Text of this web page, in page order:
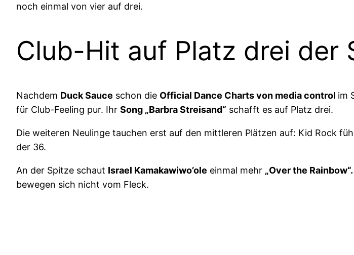
noch einmal von vier auf drei.
Club-Hit auf Platz drei der
Nachdem Duck Sauce schon die Official Dance Charts von media control im
für Club-Feeling pur. Ihr Song „Barbra Streisand“ schafft es auf Platz drei.
Die weiteren Neulinge tauchen erst auf den mittleren Plätzen auf: Kid Rock
der 36.
An der Spitze schaut Israel Kamakawiwo’ole einmal mehr „Over the Rainbow“.
bewegen sich nicht vom Fleck.